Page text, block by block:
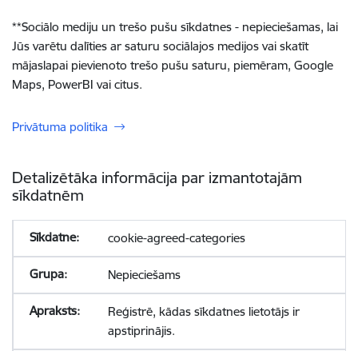
**Sociālo mediju un trešo pušu sīkdatnes - nepieciešamas, lai
Jūs varētu dalīties ar saturu sociālajos medijos vai skatīt
mājaslapai pievienoto trešo pušu saturu, piemēram, Google
Maps, PowerBI vai citus.
Privātuma politika
Detalizētāka informācija par izmantotajām
sīkdatnēm
cookie-agreed-categories
Nepieciešams
Reģistrē, kādas sīkdatnes lietotājs ir
apstiprinājis.